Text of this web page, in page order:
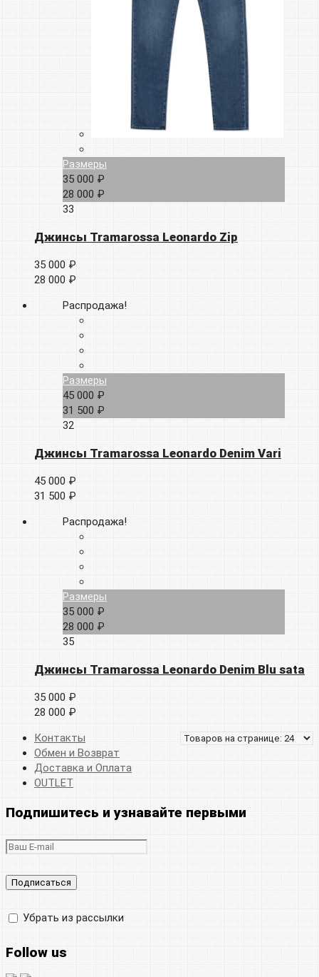
Размеры
35 000 ₽
28 000 ₽
33
Джинсы Tramarossa Leonardo Zip
35 000 ₽
28 000 ₽
Распродажа!
Размеры
45 000 ₽
31 500 ₽
32
Джинсы Tramarossa Leonardo Denim Vari
45 000 ₽
31 500 ₽
Распродажа!
Размеры
35 000 ₽
28 000 ₽
35
Джинсы Tramarossa Leonardo Denim Blu sata
35 000 ₽
28 000 ₽
Контакты
Обмен и Возврат
Доставка и Оплата
OUTLET
Подпишитесь и узнавайте первыми
Убрать из рассылки
Follow us